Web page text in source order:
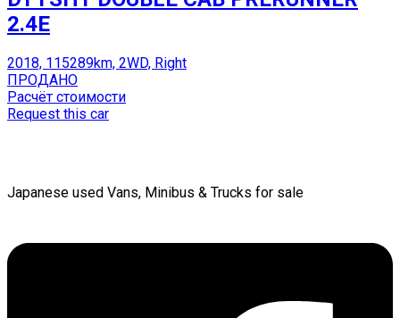
2.4E
2018, 115289km, 2WD, Right
ПРОДАНО
Расчёт стоимости
Request this car
Japanese used Vans, Minibus & Trucks for sale